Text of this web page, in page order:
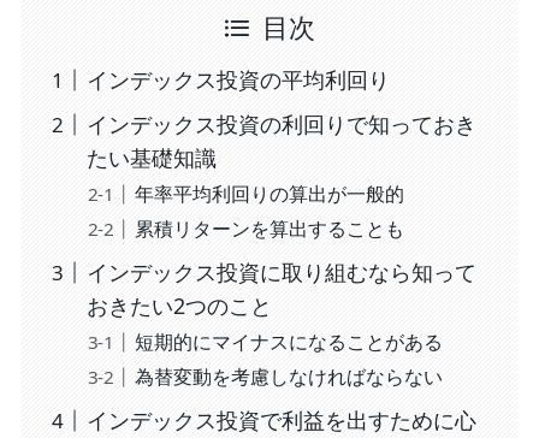
目次
インデックス投資の平均利回り
インデックス投資の利回りで知っておき
たい基礎知識
年率平均利回りの算出が一般的
累積リターンを算出することも
インデックス投資に取り組むなら知って
おきたい2つのこと
短期的にマイナスになることがある
為替変動を考慮しなければならない
インデックス投資で利益を出すために心